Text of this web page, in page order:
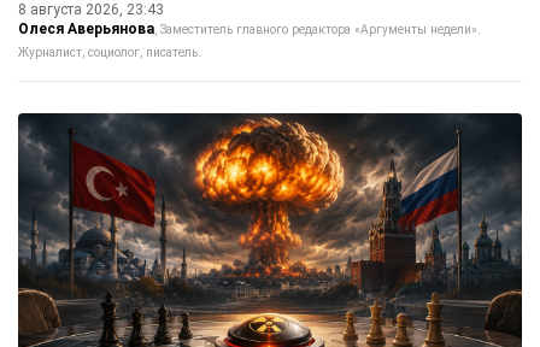
8 августа 2026, 23:43
Олеся Аверьянова Заместитель главного редактора «Аргументы недели».
Журналист, социолог, писатель.